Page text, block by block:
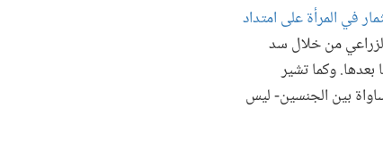
في المرأة على امتداد
الزراعي من خلال سد
بعدها. وكما تشير
بين الجنسين- ليس